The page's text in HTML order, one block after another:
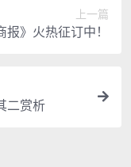
上一篇
》火热征订中！
二赏析